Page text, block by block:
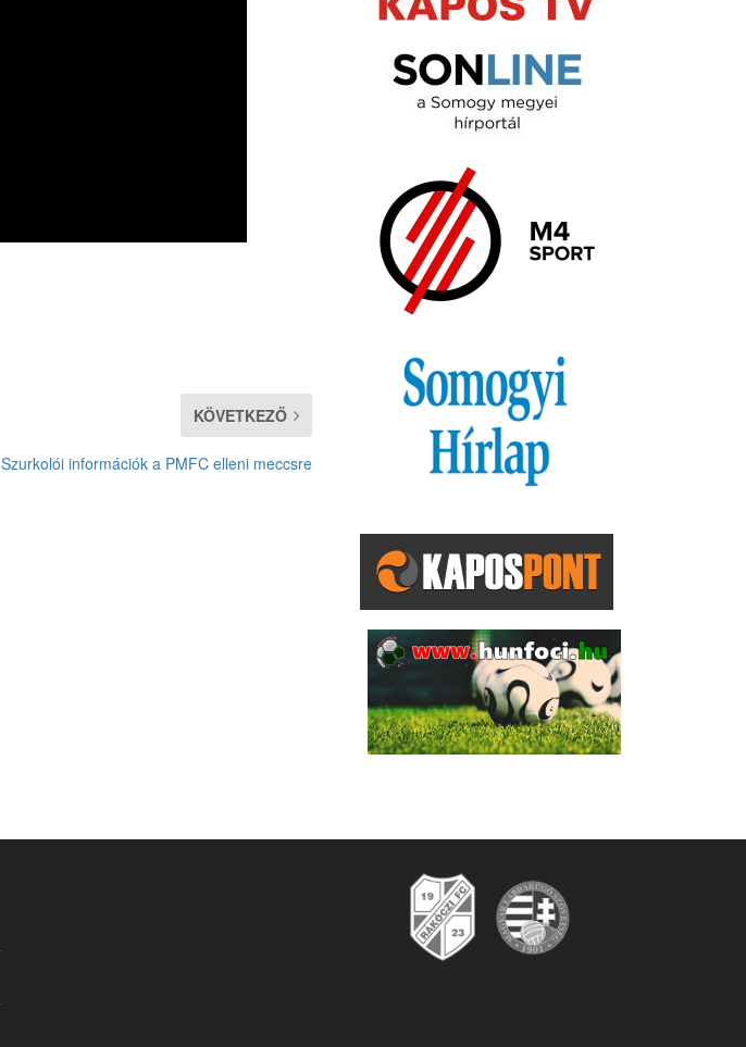
KÖVETKEZŐ
Szurkolói információk a PMFC elleni meccsre